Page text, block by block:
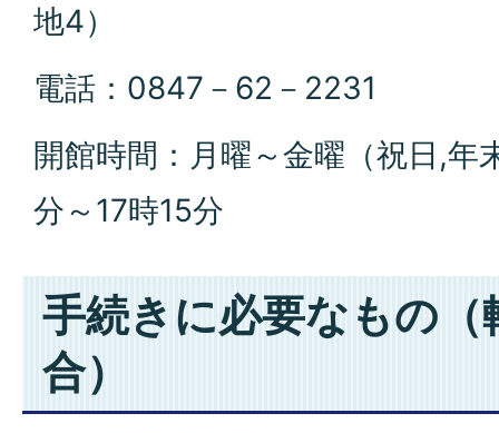
地4）
電話：0847－62－2231
開館時間：月曜～金曜（祝日,年
分～17時15分
手続きに必要なもの（
合）